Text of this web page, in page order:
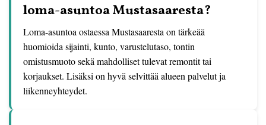
loma-asuntoa Mustasaaresta?
Loma-asuntoa ostaessa Mustasaaresta on tärkeää
huomioida sijainti, kunto, varustelutaso, tontin
omistusmuoto sekä mahdolliset tulevat remontit tai
korjaukset. Lisäksi on hyvä selvittää alueen palvelut ja
liikenneyhteydet.